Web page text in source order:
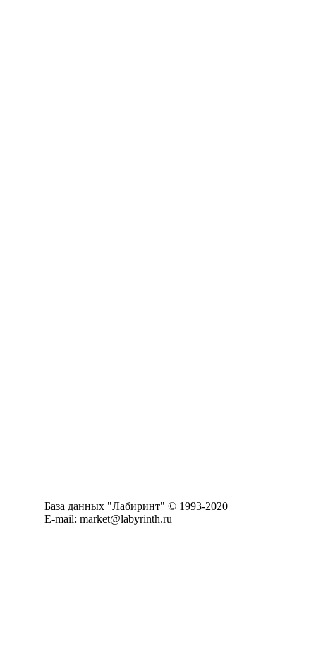
База данных "Лабиринт" © 1993-2020
E-mail: market@labyrinth.ru